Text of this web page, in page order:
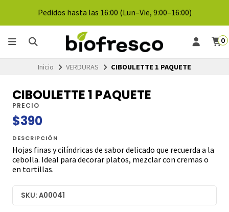
Pedidos hasta las 16:00 (Lun–Vie, 9:00–16:00)
0
Inicio VERDURAS CIBOULETTE 1 PAQUETE
CIBOULETTE 1 PAQUETE
PRECIO
$390
DESCRIPCIÓN
Hojas finas y cilíndricas de sabor delicado que recuerda a la
cebolla. Ideal para decorar platos, mezclar con cremas o
en tortillas.
SKU: A00041